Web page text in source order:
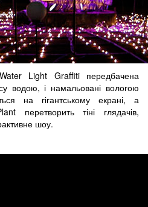
Light Graffiti передбачена
водою, і намальовані вологою
на гігантському екрані, а
перетворить тіні глядачів,
шоу.